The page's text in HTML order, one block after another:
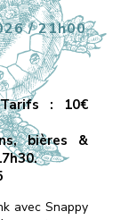
/ 21h00
: 10€
bières &
avec Snappy